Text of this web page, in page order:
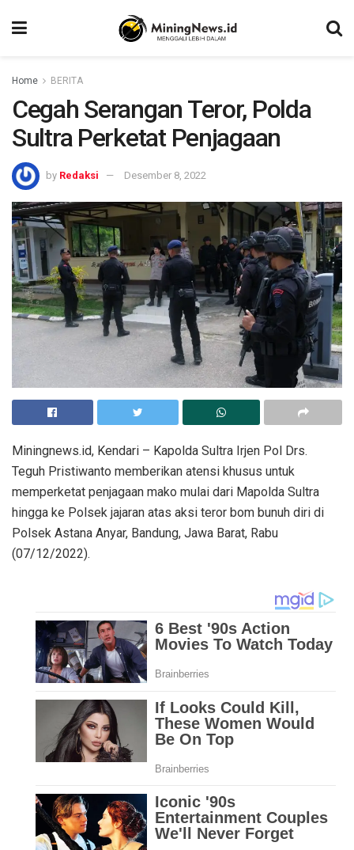
Home BERITA
Cegah Serangan Teror, Polda
Sultra Perketat Penjagaan
by Redaksi Desember 8, 2022
Miningnews.id, Kendari – Kapolda Sultra Irjen Pol Drs.
Teguh Pristiwanto memberikan atensi khusus untuk
memperketat penjagaan mako mulai dari Mapolda Sultra
hingga ke Polsek jajaran atas aksi teror bom bunuh diri di
Polsek Astana Anyar, Bandung, Jawa Barat, Rabu
(07/12/2022).